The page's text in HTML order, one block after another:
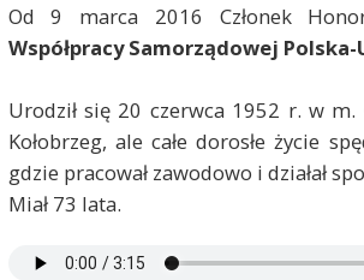
Od 9 marca 2016 Członek
Współpracy Samorządowej
Urodził się 20 czerwca 1952 r. w m.
Kołobrzeg, ale całe dorosłe życie
gdzie pracował zawodowo i działał
Miał 73 lata.